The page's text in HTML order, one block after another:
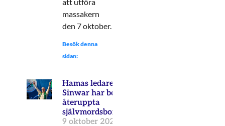
massakern
den 7 oktober.
Besök denna
sidan:
Hamas ledare Yahya
Sinwar har beordrat att
återuppta
självmordsbombningarna
9 oktober 2024